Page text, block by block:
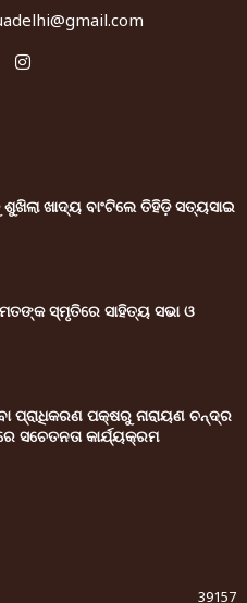
ଖାଦ୍ୟ ବାଂଟିଲେ ତିହିଡି଼ ସତ୍ୟସାଇ
ସ୍ମୃତିରେ ସାହିତ୍ୟ ସଭା ଓ
ପ୍ରାଧିକରଣ ପକ୍ଷରୁ ନାରାୟଣ ଚନ୍ଦ୍ର
ସଚେତନତା କାର୍ଯ୍ୟକ୍ରମ
39157